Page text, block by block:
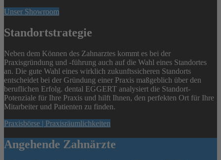
Unser Showroom
Standortstrategie
Neben dem Können des Zahnarztes kommt es bei der
Praxisgründung und -führung auch auf die Wahl eines Standortes
an. Die gute Wahl eines wirklich zukunftssicheren Standorts
entscheidet bei der Gründung einer Praxis maßgeblich über den
beruflichen Erfolg. dental EGGERT analysiert die Standort-
Potenziale für Ihre Praxis und hilft Ihnen, den perfekten Ort für Ihre
Mitarbeiter und Patienten zu finden.
Praxisbörse | Praxisräumlichkeiten
Angehende Zahnärzte